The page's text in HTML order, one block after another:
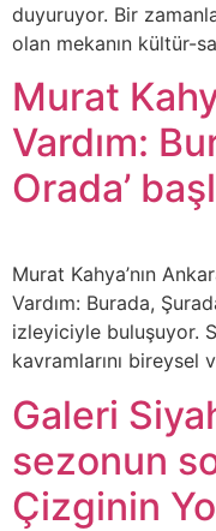
duyuruyor. Bir
olan mekanın kültür-
Murat
Vardım:
Orada’
Murat Kahya’nın
Vardım: Burada,
izleyiciyle buluşuyor.
kavramlarını bireysel
Galeri
sezonun
Çizginin